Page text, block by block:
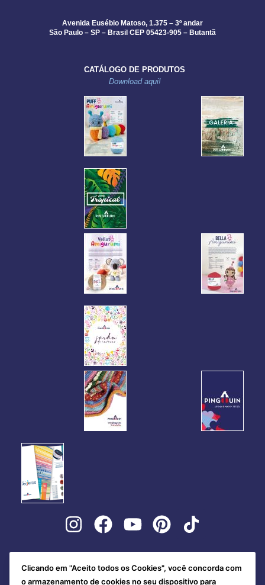
Avenida Eusébio Matoso, 1.375 – 3º andar
São Paulo – SP – Brasil CEP 05423-905 – Butantã
CATÁLOGO DE PRODUTOS
Download aqui!
Clicando em "Aceito todos os Cookies", você concorda com
o armazenamento de cookies no seu dispositivo para